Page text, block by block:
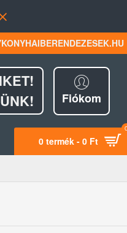
Fiókom
0 termék - 0 Ft